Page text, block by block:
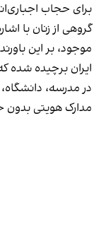
برای حجاب
گروهی از زنان با
موجود، بر این
ایران برچیده شده
در مدرسه،
مدارک هویتی بدون